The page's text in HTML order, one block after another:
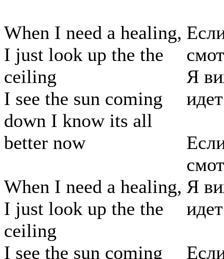
When I need a healing,
I just look up the the
ceiling
I see the sun coming
down I know its all
better now
When I need a healing,
I just look up the the
ceiling
I see the sun coming
Я
Я